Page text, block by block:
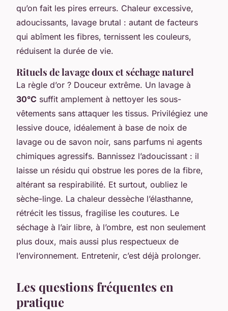
qu’on fait les pires erreurs. Chaleur excessive,
adoucissants, lavage brutal : autant de facteurs
qui abîment les fibres, ternissent les couleurs,
réduisent la durée de vie.
Rituels de lavage doux et séchage naturel
La règle d’or ? Douceur extrême. Un lavage à
30°C suffit amplement à nettoyer les sous-
vêtements sans attaquer les tissus. Privilégiez une
lessive douce, idéalement à base de noix de
lavage ou de savon noir, sans parfums ni agents
chimiques agressifs. Bannissez l’adoucissant : il
laisse un résidu qui obstrue les pores de la fibre,
altérant sa respirabilité. Et surtout, oubliez le
sèche-linge. La chaleur dessèche l’élasthanne,
rétrécit les tissus, fragilise les coutures. Le
séchage à l’air libre, à l’ombre, est non seulement
plus doux, mais aussi plus respectueux de
l’environnement. Entretenir, c’est déjà prolonger.
Les questions fréquentes en
pratique